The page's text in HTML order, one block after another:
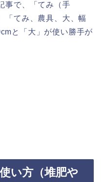
事で、「てみ（手
「てみ、農具、大、幅
と「大」が使い勝手が
い方（堆肥や